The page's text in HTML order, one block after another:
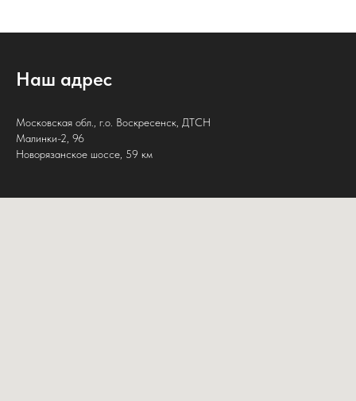
Наш адрес
Московская обл., г.о. Воскресенск, ДТСН
Малинки-2, 96
Новорязанское шоссе, 59 км